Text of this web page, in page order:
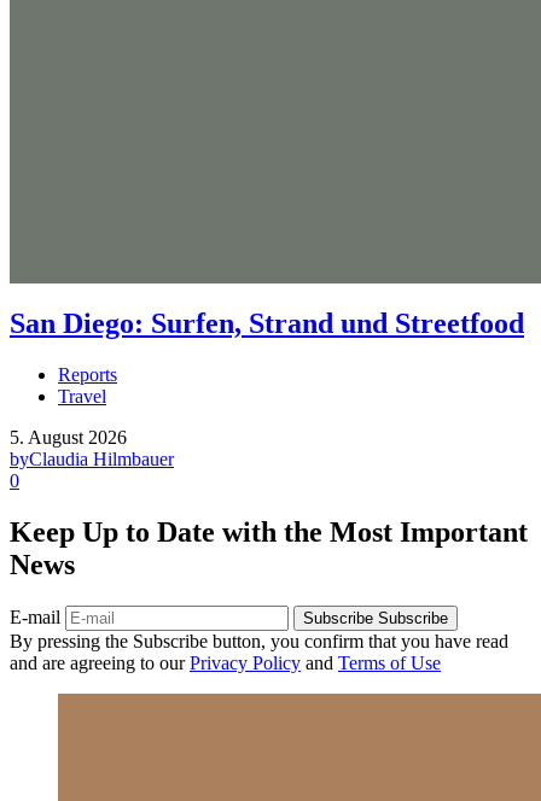
San Diego: Surfen, Strand und Streetfood
Reports
Travel
5. August 2026
byClaudia Hilmbauer
0
Keep Up to Date with the Most Important
News
E-mail Subscribe Subscribe
By pressing the Subscribe button, you confirm that you have read
and are agreeing to ourPrivacy Policy and Terms of Use